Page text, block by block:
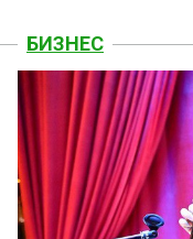
БИЗНЕС